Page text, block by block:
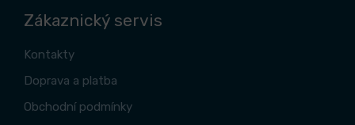
Zákaznický servis
Kontakty
Doprava a platba
Obchodní podmínky